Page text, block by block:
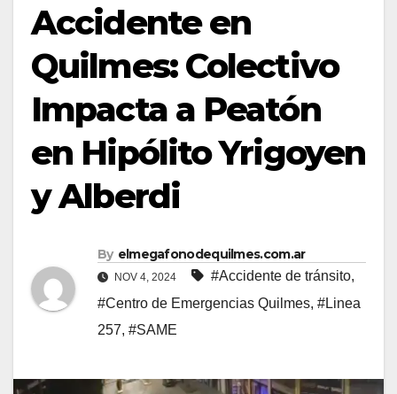
Accidente en
Quilmes: Colectivo
Impacta a Peatón
en Hipólito Yrigoyen
y Alberdi
By elmegafonodequilmes.com.ar
NOV 4, 2024 #Accidente de tránsito,
#Centro de Emergencias Quilmes, #Linea
257, #SAME